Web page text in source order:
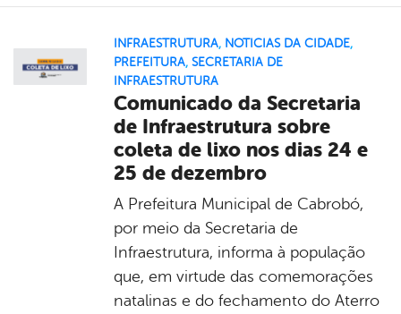
INFRAESTRUTURA, NOTICIAS DA CIDADE,
PREFEITURA, SECRETARIA DE
INFRAESTRUTURA
Comunicado da Secretaria
de Infraestrutura sobre
coleta de lixo nos dias 24 e
25 de dezembro
A Prefeitura Municipal de Cabrobó,
por meio da Secretaria de
Infraestrutura, informa à população
que, em virtude das comemorações
natalinas e do fechamento do Aterro